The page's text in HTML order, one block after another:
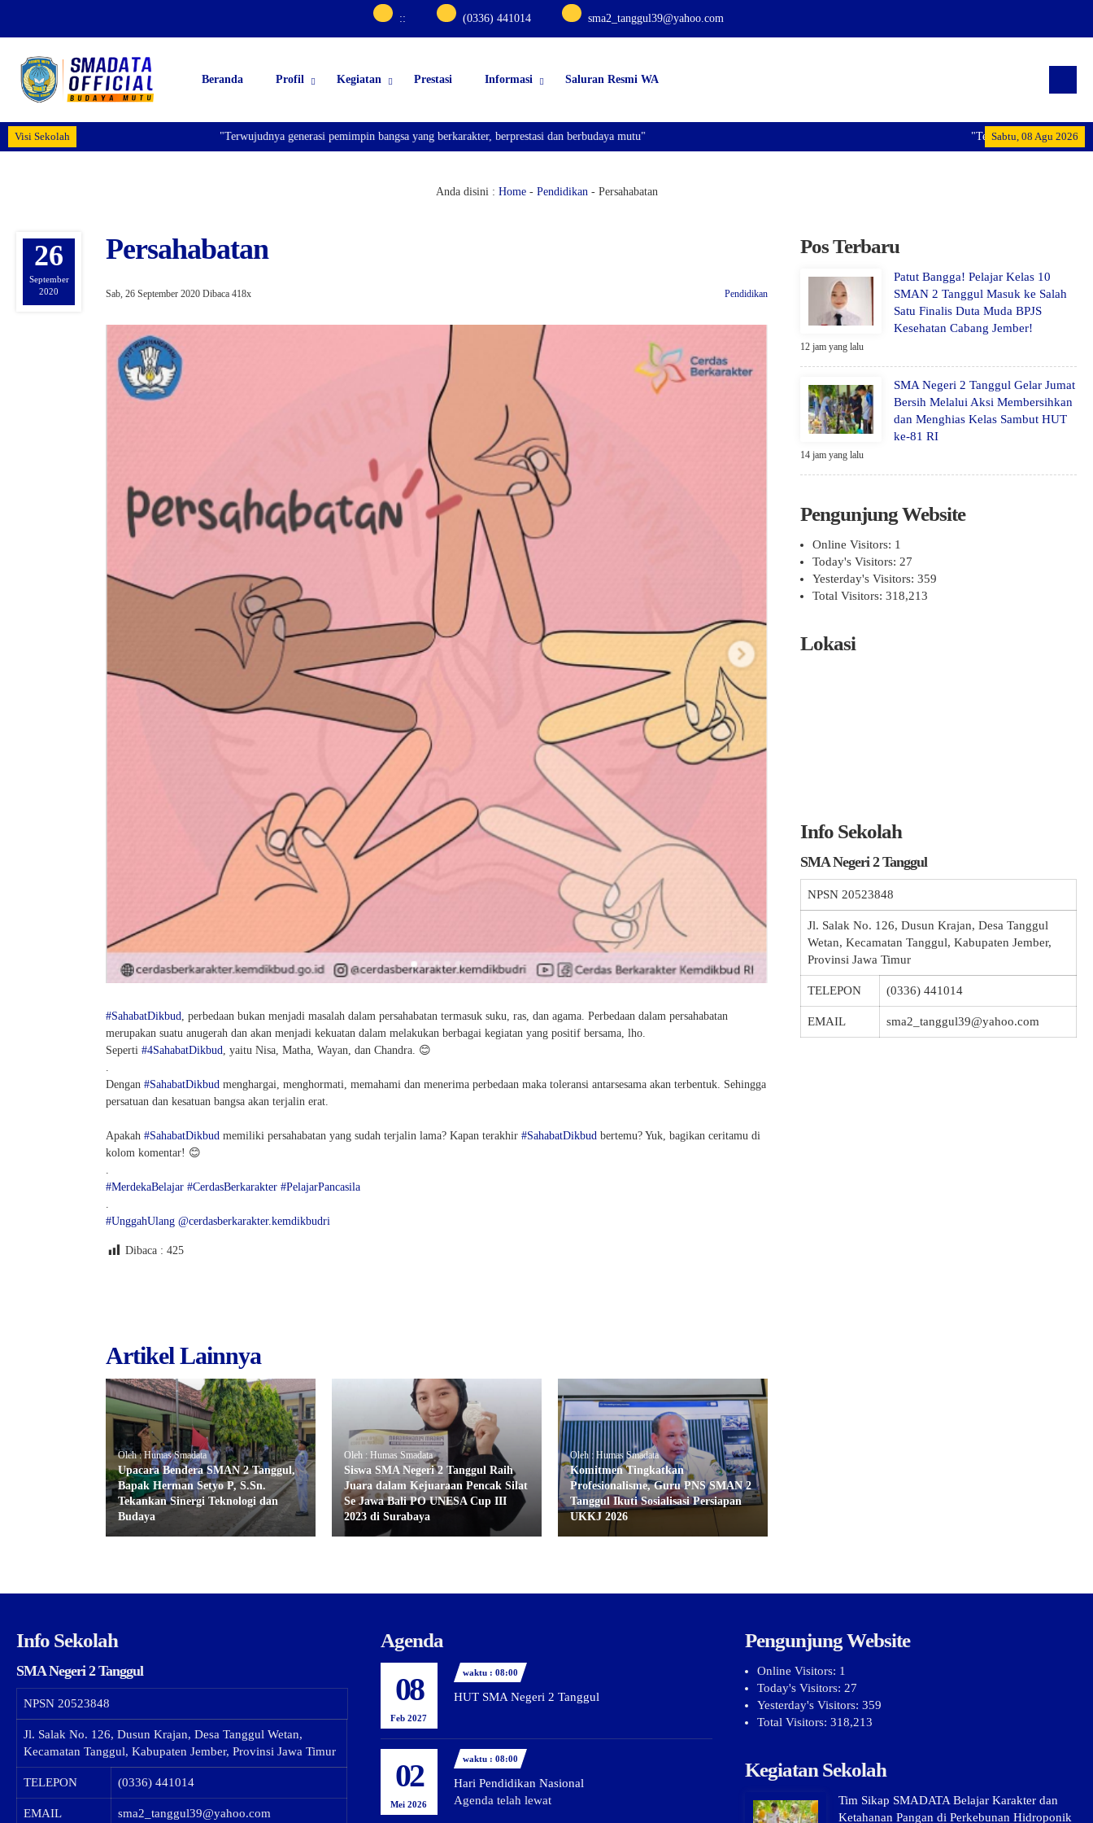
:: (0336) 441014 sma2_tanggul39@yahoo.com
Beranda Profil Kegiatan Prestasi Informasi Saluran Resmi WA
Visi Sekolah Sabtu, 08 Agu 2026
"Terwujudnya generasi
"Terwujudnya generasi pemimpin bangsa yang berkarakter, berprestasi dan berbudaya mutu"
Anda disini : Home- Pendidikan- Persahabatan
26
September
2020
Persahabatan
Sab, 26 September 2020 Dibaca 418x Pendidikan
#SahabatDikbud, perbedaan bukan menjadi masalah dalam persahabatan termasuk suku, ras, dan agama. Perbedaan dalam persahabatan
merupakan suatu anugerah dan akan menjadi kekuatan dalam melakukan berbagai kegiatan yang positif bersama, lho.
Seperti #4SahabatDikbud, yaitu Nisa, Matha, Wayan, dan Chandra. 😊
.
Dengan #SahabatDikbud menghargai, menghormati, memahami dan menerima perbedaan maka toleransi antarsesama akan terbentuk. Sehingga
persatuan dan kesatuan bangsa akan terjalin erat.
Apakah #SahabatDikbud memiliki persahabatan yang sudah terjalin lama? Kapan terakhir #SahabatDikbud bertemu? Yuk, bagikan ceritamu di
kolom komentar! 😊
.
#MerdekaBelajar #CerdasBerkarakter #PelajarPancasila
.
#UnggahUlang @cerdasberkarakter.kemdikbudri
Dibaca : 425
Artikel Lainnya
Oleh : Humas Smadata
Upacara Bendera SMAN 2 Tanggul,
Bapak Herman Setyo P, S.Sn.
Tekankan Sinergi Teknologi dan
Budaya
Oleh : Humas Smadata
Siswa SMA Negeri 2 Tanggul Raih
Juara dalam Kejuaraan Pencak Silat
Se Jawa Bali PO UNESA Cup III
2023 di Surabaya
Oleh : Humas Smadata
Komitmen Tingkatkan
Profesionalisme, Guru PNS SMAN 2
Tanggul Ikuti Sosialisasi Persiapan
UKKJ 2026
Pos Terbaru
Patut Bangga! Pelajar Kelas 10
SMAN 2 Tanggul Masuk ke Salah
Satu Finalis Duta Muda BPJS
Kesehatan Cabang Jember!
12 jam yang lalu
SMA Negeri 2 Tanggul Gelar Jumat
Bersih Melalui Aksi Membersihkan
dan Menghias Kelas Sambut HUT
ke-81 RI
14 jam yang lalu
Pengunjung Website
Online Visitors: 1
Today's Visitors: 27
Yesterday's Visitors: 359
Total Visitors: 318,213
Lokasi
Info Sekolah
SMA Negeri 2 Tanggul
NPSN 20523848
Jl. Salak No. 126, Dusun Krajan, Desa Tanggul
Wetan, Kecamatan Tanggul, Kabupaten Jember,
Provinsi Jawa Timur
TELEPON (0336) 441014
EMAIL sma2_tanggul39@yahoo.com
Info Sekolah
SMA Negeri 2 Tanggul
NPSN 20523848
Jl. Salak No. 126, Dusun Krajan, Desa Tanggul Wetan,
Kecamatan Tanggul, Kabupaten Jember, Provinsi Jawa Timur
TELEPON (0336) 441014
EMAIL sma2_tanggul39@yahoo.com
Agenda
08
Feb 2027
waktu : 08:00
HUT SMA Negeri 2 Tanggul
02
Mei 2026
waktu : 08:00
Hari Pendidikan Nasional
Agenda telah lewat
Pengunjung Website
Online Visitors: 1
Today's Visitors: 27
Yesterday's Visitors: 359
Total Visitors: 318,213
Kegiatan Sekolah
Tim Sikap SMADATA Belajar Karakter dan
Ketahanan Pangan di Perkebunan Hidroponik